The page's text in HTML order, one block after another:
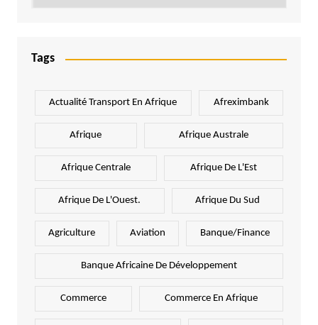
Tags
Actualité Transport En Afrique Afreximbank
Afrique Afrique Australe
Afrique Centrale Afrique De L'Est
Afrique De L'Ouest. Afrique Du Sud
Agriculture Aviation Banque/Finance
Banque Africaine De Développement
Commerce Commerce En Afrique